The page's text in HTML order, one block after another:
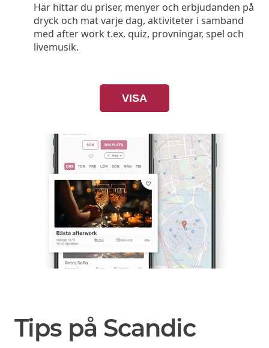
Här hittar du priser, menyer och erbjudanden på
dryck och mat varje dag, aktiviteter i samband
med after work t.ex. quiz, provningar, spel och
livemusik.
VISA
Tips på Scandic